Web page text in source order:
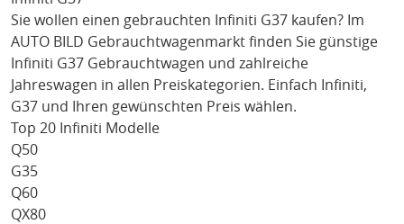
Sie wollen einen gebrauchten Infiniti G37 kaufen? Im
AUTO BILD Gebrauchtwagenmarkt finden Sie günstige
Infiniti G37 Gebrauchtwagen und zahlreiche
Jahreswagen in allen Preiskategorien. Einfach Infiniti,
G37 und Ihren gewünschten Preis wählen.
Top 20 Infiniti Modelle
Q50
G35
Q60
QX80